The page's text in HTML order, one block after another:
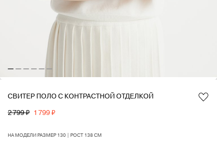
СВИТЕР ПОЛО С КОНТРАСТНОЙ ОТДЕЛКОЙ
2 799 ₽ 1 799 ₽
НА МОДЕЛИ РАЗМЕР 130 | РОСТ 138 СМ